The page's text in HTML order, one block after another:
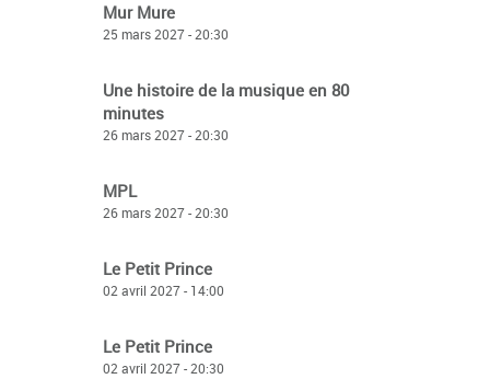
Mur Mure
25 mars 2027 - 20:30
Une histoire de la musique en 80
minutes
26 mars 2027 - 20:30
MPL
26 mars 2027 - 20:30
Le Petit Prince
02 avril 2027 - 14:00
Le Petit Prince
02 avril 2027 - 20:30